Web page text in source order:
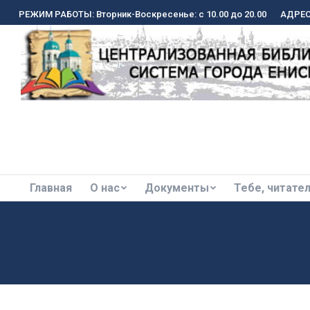
РЕЖИМ РАБОТЫ: Вторник-Воскресенье: с 10.00 до 20.00
Главная О нас Документы Тебе,
РЕЖИМ РАБОТЫ: Вторник-Воскресенье: с 10.00 до 20.00
Главная О нас Документы Тебе,